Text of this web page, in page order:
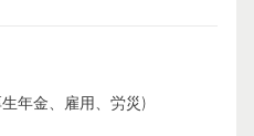
年金、雇用、労災)